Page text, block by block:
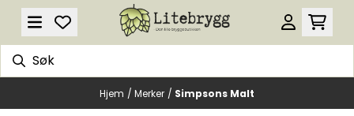
Hopp til innhold
Hjem / Merker / Simpsons Malt